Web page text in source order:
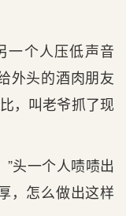
一个人压低声音
外头的酒肉朋友
，叫老爷抓了现
头一个人啧啧出
，怎么做出这样